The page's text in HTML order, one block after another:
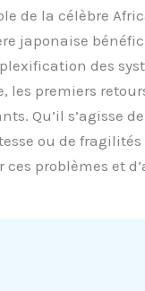
de la célèbre
japonaise
des
premiers
Qu’il s’agisse
ou de
problèmes et